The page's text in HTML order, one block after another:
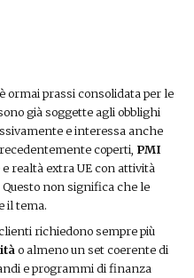
è ormai prassi consolidata per le
già soggette agli obblighi
e interessa anche
coperti, PMI
realtà extra UE con attività
non significa che le
il tema.
richiedono sempre più
o almeno un set coerente di
e programmi di finanza